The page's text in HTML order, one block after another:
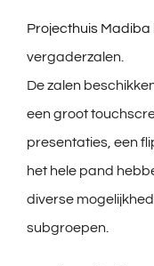
Projecthuis Madiba
vergaderzalen.
De zalen
een groot
presentaties, een
het hele pand
diverse
subgroepen.